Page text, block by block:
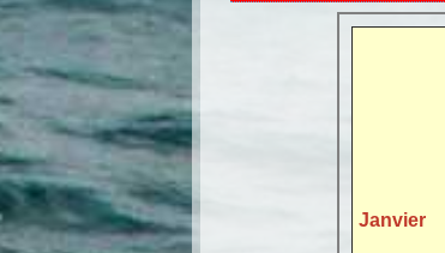
Janvier